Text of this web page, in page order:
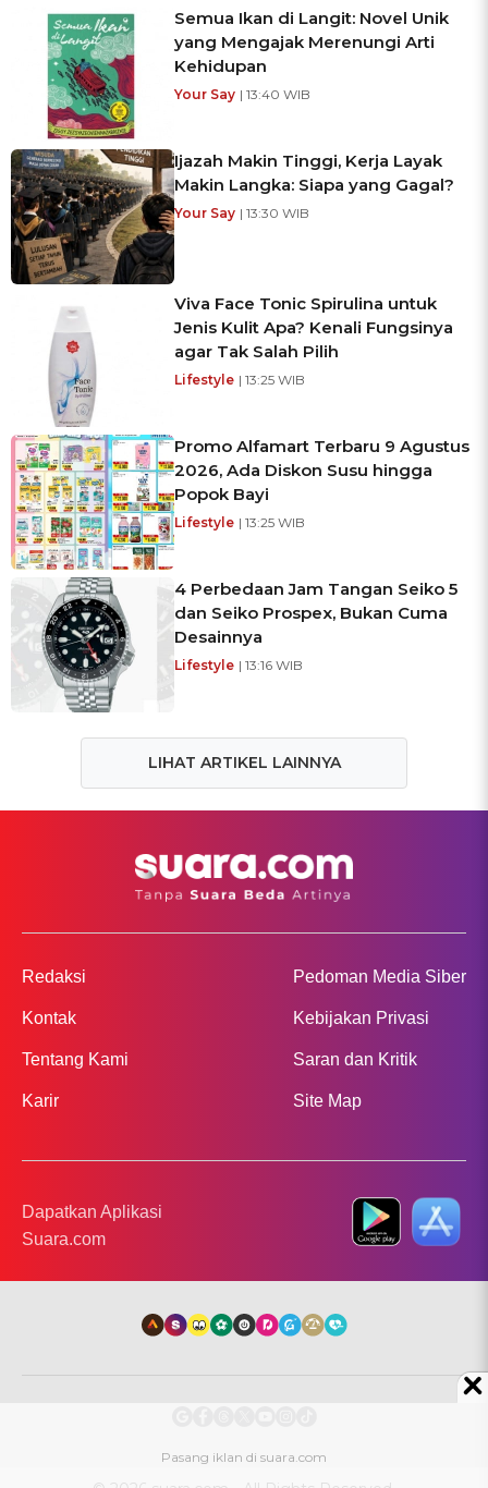
Semua Ikan di Langit: Novel Unik
yang Mengajak Merenungi Arti
Kehidupan
Your Say | 13:40 WIB
Ijazah Makin Tinggi, Kerja Layak
Makin Langka: Siapa yang Gagal?
Your Say | 13:30 WIB
Viva Face Tonic Spirulina untuk
Jenis Kulit Apa? Kenali Fungsinya
agar Tak Salah Pilih
Lifestyle | 13:25 WIB
Promo Alfamart Terbaru 9 Agustus
2026, Ada Diskon Susu hingga
Popok Bayi
Lifestyle | 13:25 WIB
4 Perbedaan Jam Tangan Seiko 5
dan Seiko Prospex, Bukan Cuma
Desainnya
Lifestyle | 13:16 WIB
LIHAT ARTIKEL LAINNYA
Redaksi
Kontak
Tentang Kami
Karir
Pedoman Media Siber
Kebijakan Privasi
Saran dan Kritik
Site Map
Dapatkan Aplikasi
Suara.com